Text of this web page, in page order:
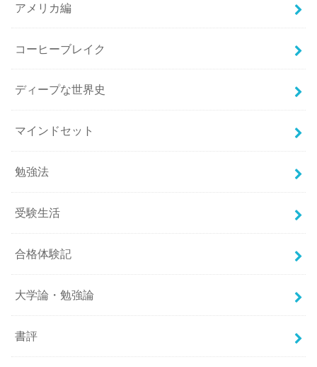
アメリカ編
コーヒーブレイク
ディープな世界史
マインドセット
勉強法
受験生活
合格体験記
大学論・勉強論
書評